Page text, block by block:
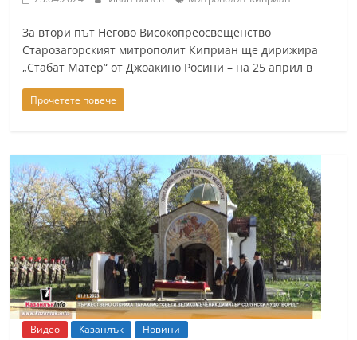
За втори път Негово Високопреосвещенство
Старозагорският митрополит Киприан ще дирижира
„Стабат Матер“ от Джоакино Росини – на 25 април в
Прочетете повече
Видео Казанлък Новини